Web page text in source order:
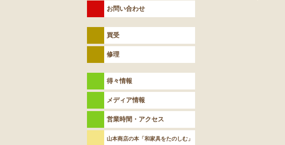
お問い合わせ
買受
修理
得々情報
メディア情報
営業時間・アクセス
山本商店の本「和家具をたのしむ」